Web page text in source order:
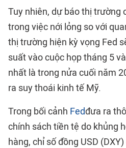
Tuy nhiên, dự báo thị trường
trong việc nới lỏng so với
thị trường hiện kỳ vọng Fed
suất vào cuộc họp tháng 5
nhất là trong nửa cuối năm
ra suy thoái kinh tế Mỹ.
Trong bối cảnh Fedđưa ra
chính sách tiền tệ do khủng
hàng, chỉ số đồng USD